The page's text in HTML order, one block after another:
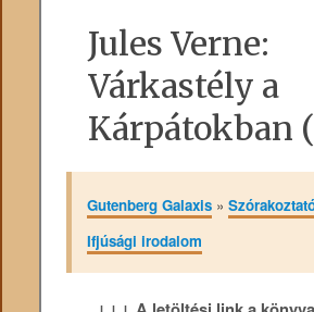
Jules Verne:
Várkastély a
Kárpátokban
Gutenberg Galaxis»
Ifjúsági irodalom